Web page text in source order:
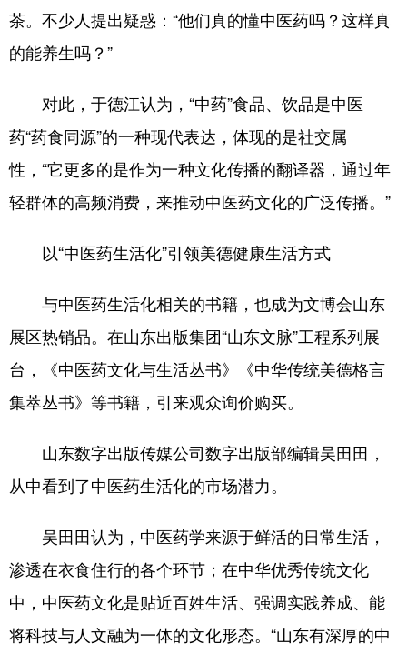
茶。不少人提出疑惑：“他们真的懂中医药吗？这样真
的能养生吗？”
对此，于德江认为，“中药”食品、饮品是中医
药“药食同源”的一种现代表达，体现的是社交属
性，“它更多的是作为一种文化传播的翻译器，通过年
轻群体的高频消费，来推动中医药文化的广泛传播。”
以“中医药生活化”引领美德健康生活方式
与中医药生活化相关的书籍，也成为文博会山东
展区热销品。在山东出版集团“山东文脉”工程系列展
台，《中医药文化与生活丛书》《中华传统美德格言
集萃丛书》等书籍，引来观众询价购买。
山东数字出版传媒公司数字出版部编辑吴田田，
从中看到了中医药生活化的市场潜力。
吴田田认为，中医药学来源于鲜活的日常生活，
渗透在衣食住行的各个环节；在中华优秀传统文化
中，中医药文化是贴近百姓生活、强调实践养成、能
将科技与人文融为一体的文化形态。“山东有深厚的中